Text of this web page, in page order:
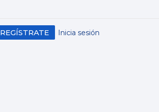
Inicia sesión
REGÍSTRATE